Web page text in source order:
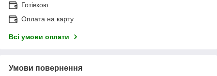
Готівкою
Оплата на карту
Всі умови оплати
Умови повернення